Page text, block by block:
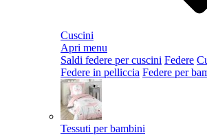
Cuscini
Apri menu
Saldi federe per cuscini Federe
Federe in pelliccia Federe per
Tessuti per bambini